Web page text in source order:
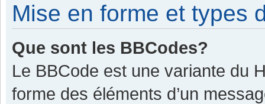
Mise en forme et types
Que sont les BBCodes?
Le BBCode est une variante du
forme des éléments d’un